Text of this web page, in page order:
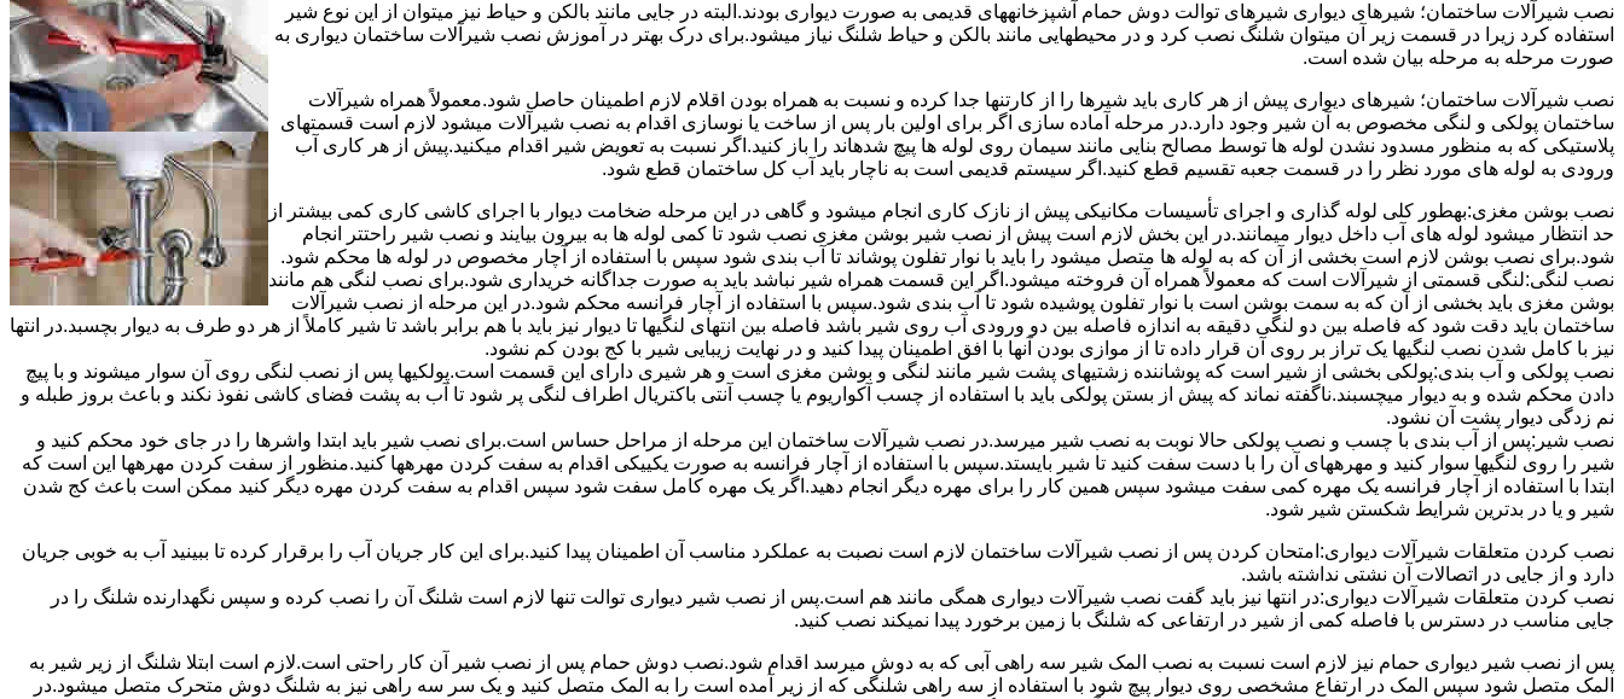
نصب شیرآلات ساختمان؛ شیرهای دیواری شیرهای توالت دوش حمام آشپزخانههای قدیمی به صورت دیواری بودند.البته در جایی مانند بالکن و حیاط نیز میتوان از این نوع شیر
استفاده کرد زیرا در قسمت زیر آن میتوان شلنگ نصب کرد و در محیطهایی مانند بالکن و حیاط شلنگ نیاز میشود.برای درک بهتر در آموزش نصب شیرآلات ساختمان دیواری به
صورت مرحله به مرحله بیان شده است.
نصب شیرآلات ساختمان؛ شیرهای دیواری پیش از هر کاری باید شیرها را از کارتنها جدا کرده و نسبت به همراه بودن اقلام لازم اطمینان حاصل شود.معمولاً همراه شیرآلات
ساختمان پولکی و لنگی مخصوص به آن شیر وجود دارد.در مرحله آماده سازی اگر برای اولین بار پس از ساخت یا نوسازی اقدام به نصب شیرآلات میشود لازم است قسمتهای
پلاستیکی که به منظور مسدود نشدن لوله ها توسط مصالح بنایی مانند سیمان روی لوله ها پیچ شدهاند را باز کنید.اگر نسبت به تعویض شیر اقدام میکنید.پیش از هر کاری آب
ورودی به لوله های مورد نظر را در قسمت جعبه تقسیم قطع کنید.اگر سیستم قدیمی است به ناچار باید آب کل ساختمان قطع شود.
نصب بوشن مغزی:بهطور کلی لوله گذاری و اجرای تأسیسات مکانیکی پیش از نازک کاری انجام میشود و گاهی در این مرحله ضخامت دیوار با اجرای کاشی کاری کمی بیشتر از
حد انتظار میشود لوله های آب داخل دیوار میمانند.در این بخش لازم است پیش از نصب شیر بوشن مغزی نصب شود تا کمی لوله ها به بیرون بیایند و نصب شیر راحتتر انجام
شود.برای نصب بوشن لازم است بخشی از آن که به لوله ها متصل میشود را باید با نوار تفلون پوشاند تا آب بندی شود سپس با استفاده از آچار مخصوص در لوله ها محکم شود.
نصب لنگی:لنگی قسمتی از شیرآلات است که معمولاً همراه آن فروخته میشود.اگر این قسمت همراه شیر نباشد باید به صورت جداگانه خریداری شود.برای نصب لنگی هم مانند
بوشن مغزی باید بخشی از آن که به سمت بوشن است با نوار تفلون پوشیده شود تا آب بندی شود.سپس با استفاده از آچار فرانسه محکم شود.در این مرحله از نصب شیرآلات
ساختمان باید دقت شود که فاصله بین دو لنگی دقیقه به اندازه فاصله بین دو ورودی آب روی شیر باشد فاصله بین انتهای لنگیها تا دیوار نیز باید با هم برابر باشد تا شیر کاملاً از هر دو طرف به دیوار بچسبد.در انتها
نیز با کامل شدن نصب لنگیها یک تراز بر روی آن قرار داده تا از موازی بودن آنها با افق اطمینان پیدا کنید و در نهایت زیبایی شیر با کج بودن کم نشود.
نصب پولکی و آب بندی:پولکی بخشی از شیر است که پوشاننده زشتیهای پشت شیر مانند لنگی و بوشن مغزی است و هر شیری دارای این قسمت است.پولکیها پس از نصب لنگی روی آن سوار میشوند و با پیچ
دادن محکم شده و به دیوار میچسبند.ناگفته نماند که پیش از بستن پولکی باید با استفاده از چسب آکواریوم یا چسب آنتی باکتریال اطراف لنگی پر شود تا آب به پشت فضای کاشی نفوذ نکند و باعث بروز طبله و
نم زدگی دیوار پشت آن نشود.
نصب شیر:پس از آب بندی با چسب و نصب پولکی حالا نوبت به نصب شیر میرسد.در نصب شیرآلات ساختمان این مرحله از مراحل حساس است.برای نصب شیر باید ابتدا واشرها را در جای خود محکم کنید و
شیر را روی لنگیها سوار کنید و مهرههای آن را با دست سفت کنید تا شیر بایستد.سپس با استفاده از آچار فرانسه به صورت یکییکی اقدام به سفت کردن مهرهها کنید.منظور از سفت کردن مهرهها این است که
ابتدا با استفاده از آچار فرانسه یک مهره کمی سفت میشود سپس همین کار را برای مهره دیگر انجام دهید.اگر یک مهره کامل سفت شود سپس اقدام به سفت کردن مهره دیگر کنید ممکن است باعث کج شدن
شیر و یا در بدترین شرایط شکستن شیر شود.
نصب کردن متعلقات شیرآلات دیواری:امتحان کردن پس از نصب شیرآلات ساختمان لازم است نصبت به عملکرد مناسب آن اطمینان پیدا کنید.برای این کار جریان آب را برقرار کرده تا ببینید آب به خوبی جریان
دارد و از جایی در اتصالات آن نشتی نداشته باشد.
نصب کردن متعلقات شیرآلات دیواری:در انتها نیز باید گفت نصب شیرآلات دیواری همگی مانند هم است.پس از نصب شیر دیواری توالت تنها لازم است شلنگ آن را نصب کرده و سپس نگهدارنده شلنگ را در
جایی مناسب در دسترس با فاصله کمی از شیر در ارتفاعی که شلنگ با زمین برخورد پیدا نمیکند نصب کنید.
پس از نصب شیر دیواری حمام نیز لازم است نسبت به نصب المک شیر سه راهی آبی که به دوش میرسد اقدام شود.نصب دوش حمام پس از نصب شیر آن کار راحتی است.لازم است ابتلا شلنگ از زیر شیر به
المک متصل شود سپس المک در ارتفاع مشخصی روی دیوار پیچ شود با استفاده از سه راهی شلنگی که از زیر آمده است را به المک متصل کنید و یک سر سه راهی نیز به شلنگ دوش متحرک متصل میشود.در